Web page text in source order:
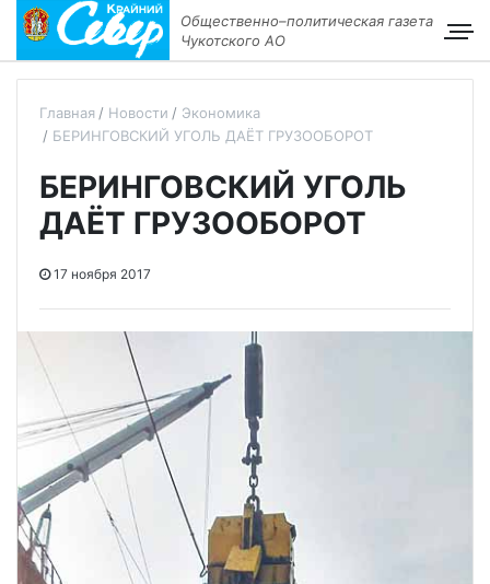
Общественно–политическая газета
Чукотского АО
Главная Новости
Экономика
БЕРИНГОВСКИЙ УГОЛЬ ДАЁТ ГРУЗООБОРОТ
БЕРИНГОВСКИЙ УГОЛЬ
ДАЁТ ГРУЗООБОРОТ
17 ноября 2017